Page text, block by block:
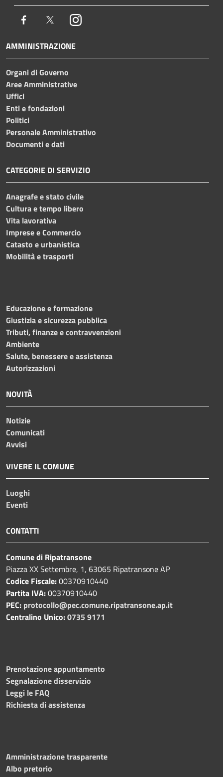
Facebook TwitterInstagram
AMMINISTRAZIONE
Organi di Governo
Aree Amministrative
Uffici
Enti e fondazioni
Politici
Personale Amministrativo
Documenti e dati
CATEGORIE DI SERVIZIO
Anagrafe e stato civile
Cultura e tempo libero
Vita lavorativa
Imprese e Commercio
Catasto e urbanistica
Mobilità e trasporti
Educazione e formazione
Giustizia e sicurezza pubblica
Tributi, finanze e contravvenzioni
Ambiente
Salute, benessere e assistenza
Autorizzazioni
NOVITÀ
Notizie
Comunicati
Avvisi
VIVERE IL COMUNE
Luoghi
Eventi
CONTATTI
Comune di Ripatransone
Piazza XX Settembre, 1, 63065 Ripatransone AP
Codice Fiscale:00370910440
Partita IVA:00370910440
PEC: protocollo@pec.comune.ripatransone.ap.it
Centralino Unico:0735 9171
Prenotazione appuntamento
Segnalazione disservizio
Leggi le FAQ
Richiesta di assistenza
Amministrazione trasparente
Albo pretorio